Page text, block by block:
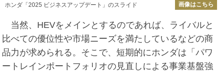
ホンダ「2025 ビジネスアップデート」のスライド 画像はこちら
当然、HEVをメインとするのであれば、ライバルと
比べての優位性や市場ニーズを満たしているなどの商
品力が求められる。そこで、短期的にホンダは「パワ
ートレインポートフォリオの見直しによる事業基盤強